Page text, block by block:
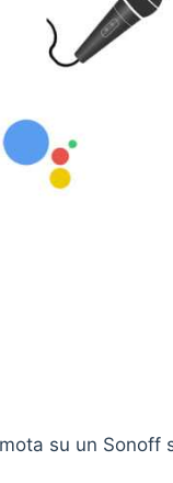
su un Sonoff